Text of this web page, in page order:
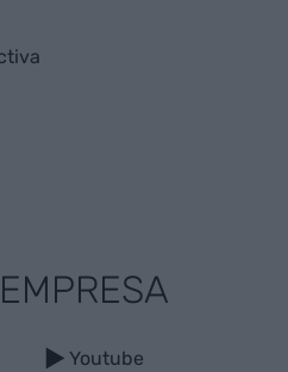
Youtube